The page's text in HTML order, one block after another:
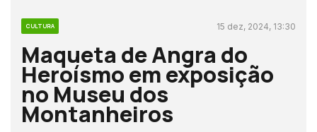
CULTURA 15 dez, 2024, 13:30
Maqueta de Angra do
Heroísmo em exposição
no Museu dos
Montanheiros